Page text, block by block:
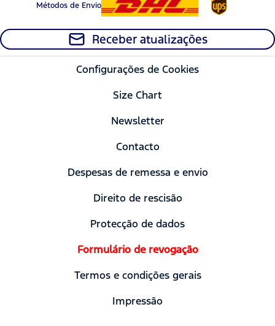
Métodos de Envio
Receber atualizações
Configurações de Cookies
Size Chart
Newsletter
Contacto
Despesas de remessa e envio
Direito de rescisão
Protecção de dados
Formulário de revogação
Termos e condições gerais
Impressão